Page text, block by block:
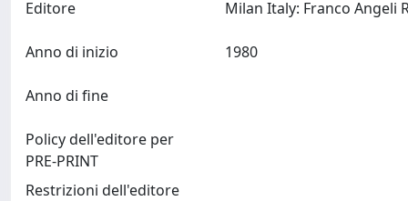
Editore
Anno di inizio
Anno di fine
Policy dell'editore per
PRE-PRINT
Restrizioni dell'editore